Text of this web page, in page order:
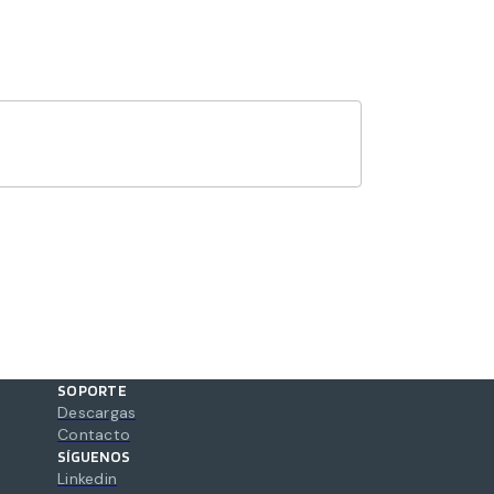
SOPORTE
Descargas
Contacto
SÍGUENOS
Linkedin